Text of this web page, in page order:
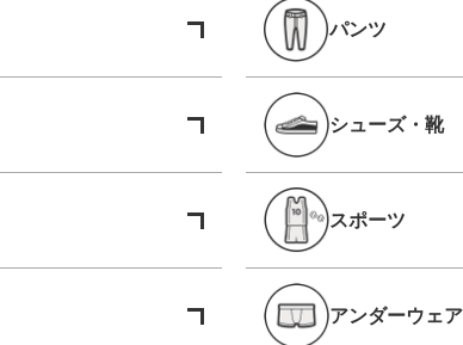
パンツ
シューズ・靴
スポーツ
アンダーウェア